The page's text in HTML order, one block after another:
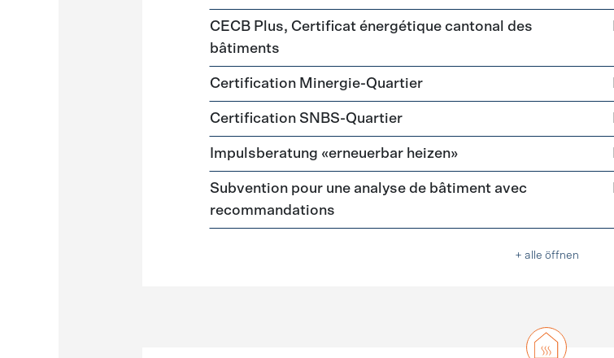
CECB Plus, Certificat énergétique cantonal des
bâtiments
Certification Minergie-Quartier
Certification SNBS-Quartier
Impulsberatung «erneuerbar heizen»
Subvention pour une analyse de bâtiment avec
recommandations
+ alle öffnen